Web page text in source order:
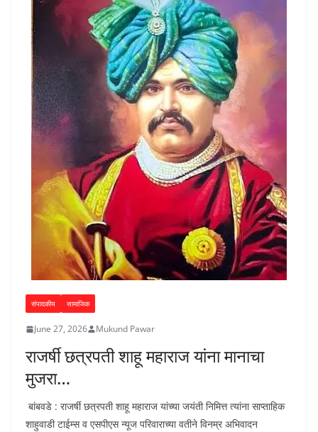
संपादकीय सामाजिक
June 27, 2026 Mukund Pawar
राजर्षी छत्रपती शाहू महाराज यांना मानाचा
मुजरा…
बांबवडे : राजर्षी छत्रपती शाहू महाराज यांच्या जयंती निमित्त त्यांना साप्ताहिक
शाहुवाडी टाईम्स व एसपीएस न्यूज परिवाराच्या वतीने विनम्र अभिवादन